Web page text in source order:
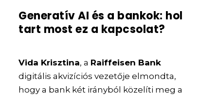
Generatív AI és a bankok: hol
tart most ez a kapcsolat?
Vida Krisztina, a Raiffeisen Bank
digitális akvizíciós vezetője elmondta,
hogy a bank két irányból közelíti meg a